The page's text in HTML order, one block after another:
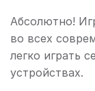
Абсолютно!
во всех
легко играть
устройствах.